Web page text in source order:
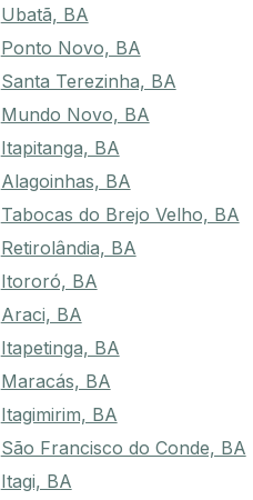
Ubatã, BA
Ponto Novo, BA
Santa Terezinha, BA
Mundo Novo, BA
Itapitanga, BA
Alagoinhas, BA
Tabocas do Brejo Velho, BA
Retirolândia, BA
Itororó, BA
Araci, BA
Itapetinga, BA
Maracás, BA
Itagimirim, BA
São Francisco do Conde, BA
Itagi, BA